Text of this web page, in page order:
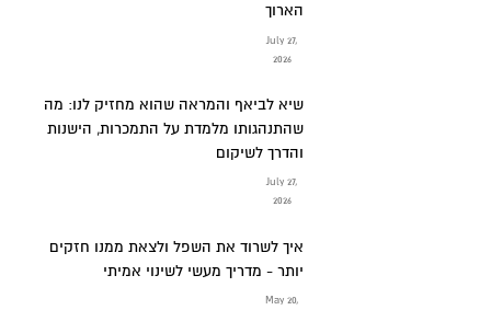
הארוך
July 27,
2026
שיא לביאף והמראה שהוא מחזיק לנו: מה
שהתנהגותו מלמדת על התמכרות, הישנות
והדרך לשיקום
July 27,
2026
איך לשרוד את השפל ולצאת ממנו חזקים
יותר - מדריך מעשי לשינוי אמיתי
May 20,